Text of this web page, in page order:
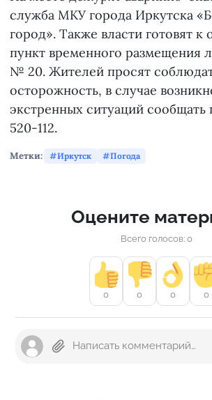
служба МКУ города Иркутска
город». Также власти готовят к
пункт временного размещения
№ 20. Жителей просят
осторожность, в случае
экстренных ситуаций
520-112.
Метки: Иркутск Погода
Оцените
Всего голосов: 0
0 0 0 0